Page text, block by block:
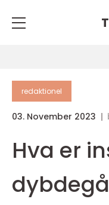
redaktionel
03. November 2023
Hva er